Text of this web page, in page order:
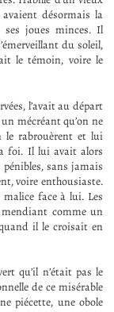
désormais la
joues minces. Il
du soleil,
le témoin, voire le
l’avait au départ
mécréant qu’on ne
le rabrouèrent et lui
foi. Il lui avait alors
sans jamais
voire enthousiaste.
face à lui. Les
comme un
il le croisait en
qu’il n’était pas le
de ce misérable
piécette, une obole